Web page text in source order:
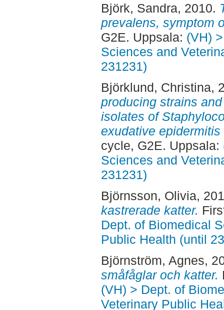
Björk, Sandra, 2010.
prevalens, symptom
G2E. Uppsala: (VH)
Sciences and
231231)
Björklund, Christina,
producing strains
isolates of
exudative
cycle, G2E. Uppsala:
Sciences and
231231)
Björnsson, Olivia,
kastrerade katter.
Dept. of Biomedical
Public Health (until
Björnström, Agnes,
småfåglar och katter.
(VH) > Dept. of
Veterinary Public